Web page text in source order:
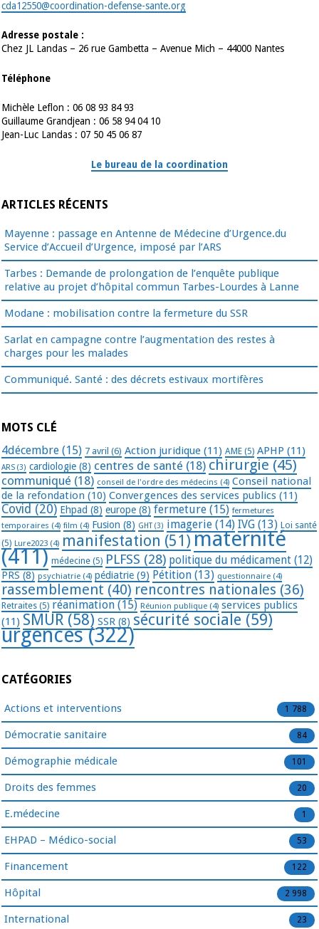
cda12550@coordination-defense-sante.org
Adresse postale :
Chez JL Landas – 26 rue Gambetta – Avenue Mich – 44000 Nantes
Téléphone
Michèle Leflon : 06 08 93 84 93
Guillaume Grandjean : 06 58 94 04 10
Jean-Luc Landas : 07 50 45 06 87
Le bureau de la coordination
ARTICLES RÉCENTS
Mayenne : passage en Antenne de Médecine d’Urgence.du
Service d’Accueil d’Urgence, imposé par l’ARS
Tarbes : Demande de prolongation de l’enquête publique
relative au projet d’hôpital commun Tarbes-Lourdes à Lanne
Modane : mobilisation contre la fermeture du SSR
Sarlat en campagne contre l’augmentation des restes à
charges pour les malades
Communiqué. Santé : des décrets estivaux mortifères
MOTS CLÉ
4décembre (15) 7 avril (6) Action juridique (11) AME (5) APHP (11)
ARS (3) cardiologie (8) centres de santé (18) chirurgie (45)
communiqué (18) conseil de l'ordre des médecins (4) Conseil national
de la refondation (10) Convergences des services publics (11)
Covid (20) Ehpad (8) europe (8) fermeture (15) fermetures
temporaires (4) film (4) Fusion (8) GHT(3) imagerie (14) IVG (13) Loi santé
(5) Lure2023 (4) manifestation (51) maternité
(411) médecine (5) PLFSS (28) politique du médicament (12)
PRS (8) psychiatrie (4) pédiatrie (9) Pétition (13) questionnaire (4)
rassemblement (40) rencontres nationales (36)
Retraites (5) réanimation (15) Réunion publique (4) services publics
(11) SMUR (58) SSR (8) sécurité sociale (59)
urgences(322)
CATÉGORIES
Actions et interventions 1 788
Démocratie sanitaire 84
Démographie médicale 101
Droits des femmes 20
E.médecine 1
EHPAD – Médico-social 53
Financement 122
Hôpital 2 998
International 23